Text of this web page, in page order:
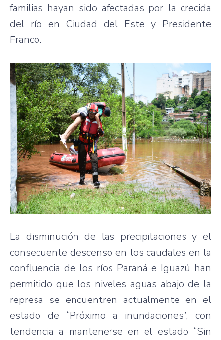
familias hayan sido afectadas por la crecida
del río en Ciudad del Este y Presidente
Franco.
La disminución de las precipitaciones y el
consecuente descenso en los caudales en la
confluencia de los ríos Paraná e Iguazú han
permitido que los niveles aguas abajo de la
represa se encuentren actualmente en el
estado de “Próximo a inundaciones”, con
tendencia a mantenerse en el estado “Sin